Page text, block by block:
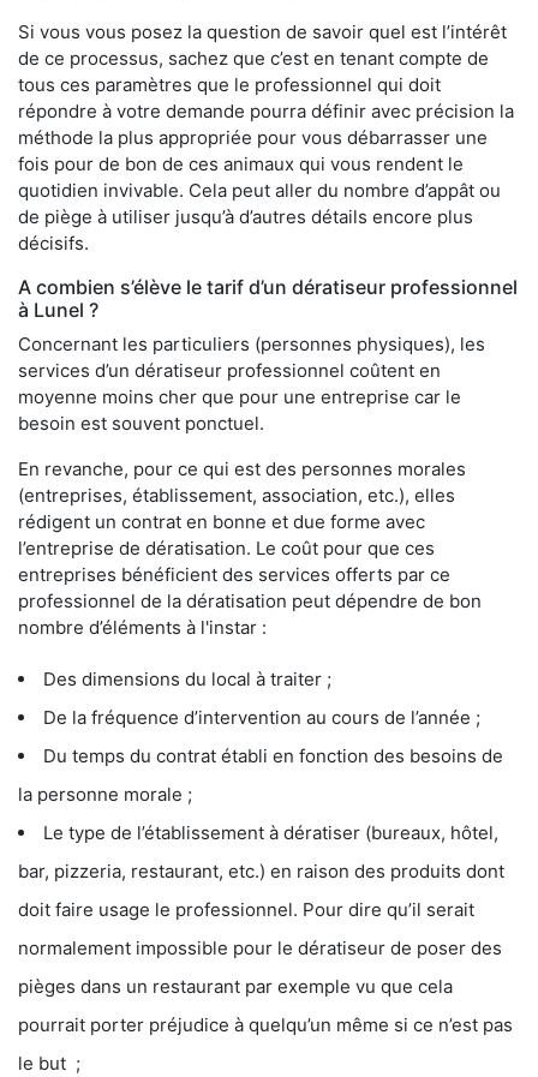
Si vous vous posez la question de savoir quel est l’intérêt
de ce processus, sachez que c’est en tenant compte de
tous ces paramètres que le professionnel qui doit
répondre à votre demande pourra définir avec précision la
méthode la plus appropriée pour vous débarrasser une
fois pour de bon de ces animaux qui vous rendent le
quotidien invivable. Cela peut aller du nombre d’appât ou
de piège à utiliser jusqu’à d’autres détails encore plus
décisifs.
A combien s’élève le tarif d’un dératiseur professionnel
à Lunel ?
Concernant les particuliers (personnes physiques), les
services d’un dératiseur professionnel coûtent en
moyenne moins cher que pour une entreprise car le
besoin est souvent ponctuel.
En revanche, pour ce qui est des personnes morales
(entreprises, établissement, association, etc.), elles
rédigent un contrat en bonne et due forme avec
l’entreprise de dératisation. Le coût pour que ces
entreprises bénéficient des services offerts par ce
professionnel de la dératisation peut dépendre de bon
nombre d’éléments à l'instar :
Des dimensions du local à traiter ;
De la fréquence d’intervention au cours de l’année ;
Du temps du contrat établi en fonction des besoins de
la personne morale ;
Le type de l’établissement à dératiser (bureaux, hôtel,
bar, pizzeria, restaurant, etc.) en raison des produits dont
doit faire usage le professionnel. Pour dire qu’il serait
normalement impossible pour le dératiseur de poser des
pièges dans un restaurant par exemple vu que cela
pourrait porter préjudice à quelqu’un même si ce n’est pas
le but ;